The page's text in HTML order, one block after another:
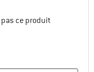
ce produit